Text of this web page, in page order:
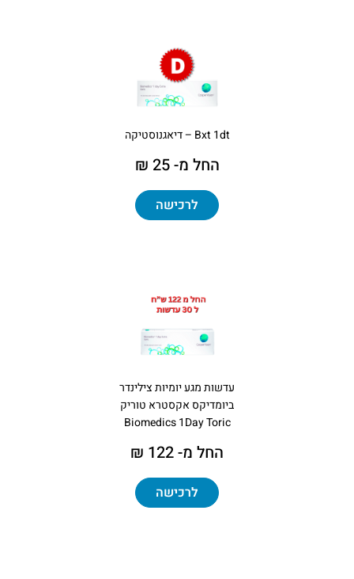
Bxt 1dt – דיאגנוסטיקה
החל מ- 25 ₪
לרכישה
עדשות מגע יומיות צילינדר
ביומדיקס אקסטרא טוריק
Biomedics 1Day Toric
החל מ- 122 ₪
לרכישה